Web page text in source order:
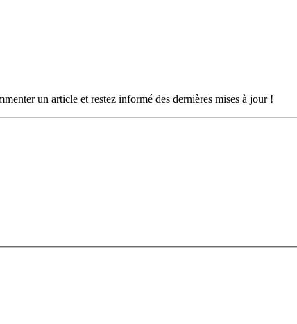
un article et restez informé des dernières mises à jour !